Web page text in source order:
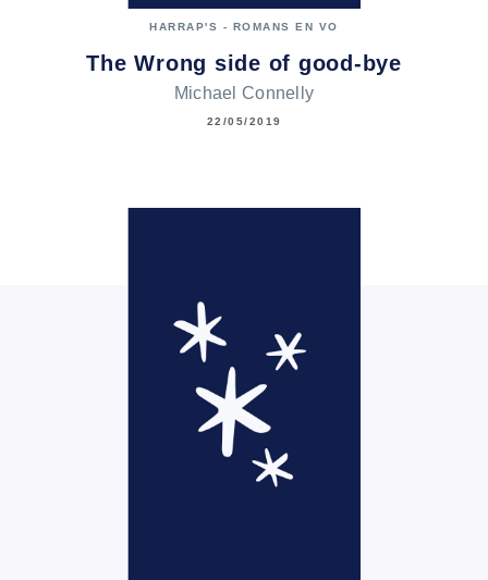
HARRAP'S - ROMANS EN VO
The Wrong side of good-bye
Michael Connelly
22/05/2019